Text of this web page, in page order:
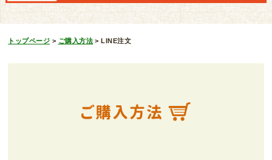
トップページ > ご購入方法 >LINE注文